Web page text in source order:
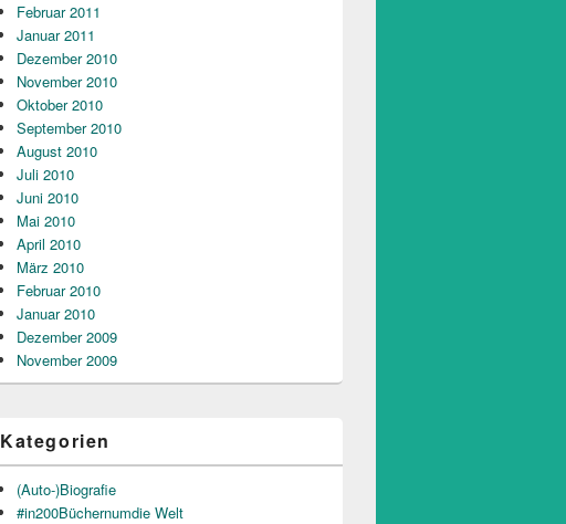
Februar 2011
Januar 2011
Dezember 2010
November 2010
Oktober 2010
September 2010
August 2010
Juli 2010
Juni 2010
Mai 2010
April 2010
März 2010
Februar 2010
Januar 2010
Dezember 2009
November 2009
Kategorien
(Auto-)Biografie
#in200Büchernumdie Welt